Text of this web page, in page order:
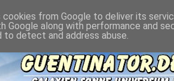
cookies from Google to deliver its
Google along with performance and
to detect and address abuse.